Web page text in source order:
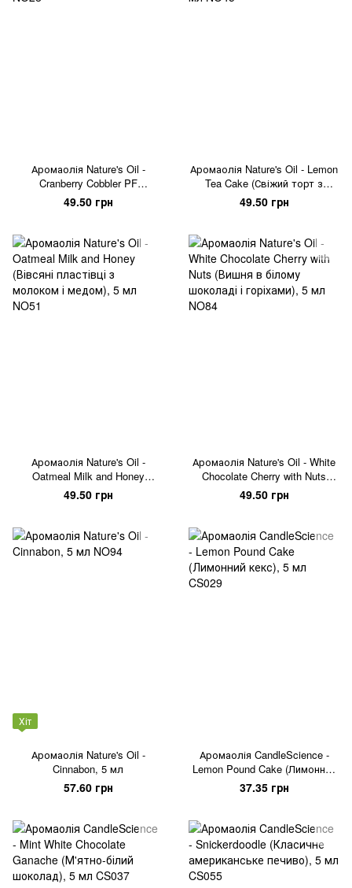
Аромаолія Nature's Oil -
Cranberry Cobbler PF
(Журавлинний пиріг), 5 мл
49.50 грн
Аромаолія Nature's Oil - Lemon
Tea Cake (Свіжий торт з
лимонним чаєм), 5 мл
49.50 грн
Аромаолія Nature's Oil -
Oatmeal Milk and Honey
(Вівсяні пластівці з молоком і
медом), 5 мл
49.50 грн
Аромаолія Nature's Oil - White
Chocolate Cherry with Nuts
(Вишня в білому шоколаді і
горіхами), 5 мл
49.50 грн
Хіт
Аромаолія Nature's Oil -
Cinnabon, 5 мл
57.60 грн
Аромаолія CandleScience -
Lemon Pound Cake (Лимонний
кекс), 5 мл
37.35 грн